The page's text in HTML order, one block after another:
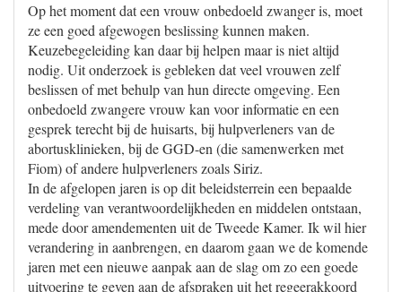
Op het moment dat een vrouw onbedoeld zwanger is, moet
ze een goed afgewogen beslissing kunnen maken.
Keuzebegeleiding kan daar bij helpen maar is niet altijd
nodig. Uit onderzoek is gebleken dat veel vrouwen zelf
beslissen of met behulp van hun directe omgeving. Een
onbedoeld zwangere vrouw kan voor informatie en een
gesprek terecht bij de huisarts, bij hulpverleners van de
abortusklinieken, bij de GGD-en (die samenwerken met
Fiom) of andere hulpverleners zoals Siriz.
In de afgelopen jaren is op dit beleidsterrein een bepaalde
verdeling van verantwoordelijkheden en middelen ontstaan,
mede door amendementen uit de Tweede Kamer. Ik wil hier
verandering in aanbrengen, en daarom gaan we de komende
jaren met een nieuwe aanpak aan de slag om zo een goede
uitvoering te geven aan de afspraken uit het regeerakkoord